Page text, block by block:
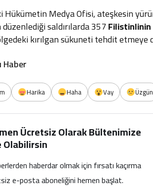
Hükümetin Medya Ofisi, ateşkesin
saldırılarda 357Filistinlinin
kırılgan sükuneti tehdit etmeye
Harika Haha Vay Üzgün
Ücretsiz Olarak Bültenimize
Olabilirsin
haberdar olmak için fırsatı kaçırma
e-posta aboneliğini hemen başlat.